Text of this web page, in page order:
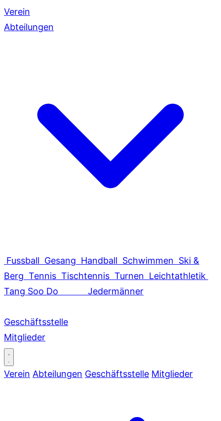
Verein
Abteilungen
Fussball Gesang Handball Schwimmen Ski &
Berg Tennis Tischtennis Turnen Leichtathletik
Tang Soo Do
Jedermänner
Geschäftsstelle
Mitglieder
Verein Abteilungen Geschäftsstelle Mitglieder